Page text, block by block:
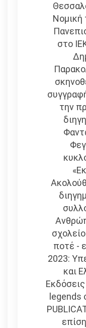
Νομική
στο
την
ποτέ -
2023:
και
legends